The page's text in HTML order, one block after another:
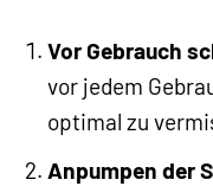
Vor Gebrauch
vor jedem
optimal zu
Anpumpen der